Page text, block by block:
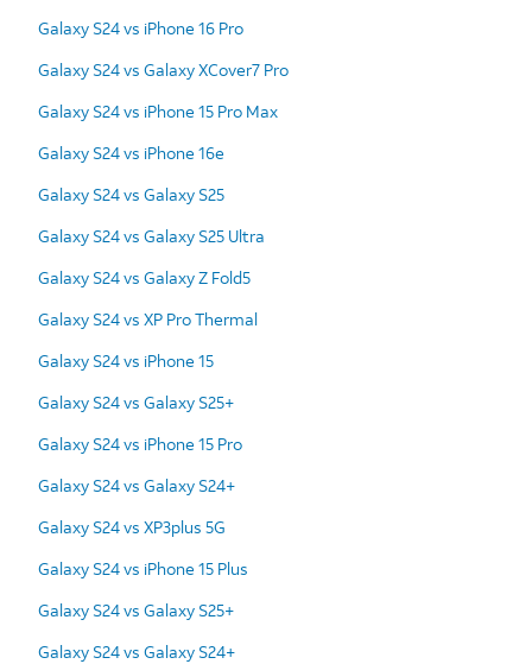
Galaxy S24 vs iPhone 16 Pro
Galaxy S24 vs Galaxy XCover7 Pro
Galaxy S24 vs iPhone 15 Pro Max
Galaxy S24 vs iPhone 16e
Galaxy S24 vs Galaxy S25
Galaxy S24 vs Galaxy S25 Ultra
Galaxy S24 vs Galaxy Z Fold5
Galaxy S24 vs XP Pro Thermal
Galaxy S24 vs iPhone 15
Galaxy S24 vs Galaxy S25+
Galaxy S24 vs iPhone 15 Pro
Galaxy S24 vs Galaxy S24+
Galaxy S24 vs XP3plus 5G
Galaxy S24 vs iPhone 15 Plus
Galaxy S24 vs Galaxy S25+
Galaxy S24 vs Galaxy S24+